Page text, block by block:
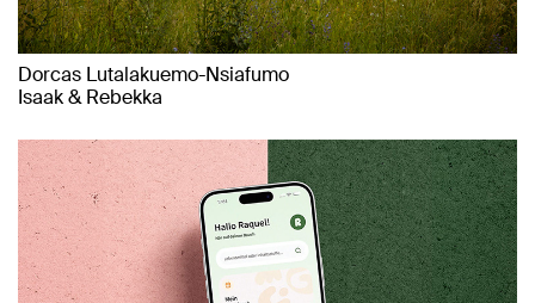
Dorcas Lutalakuemo-Nsiafumo
Isaak & Rebekka